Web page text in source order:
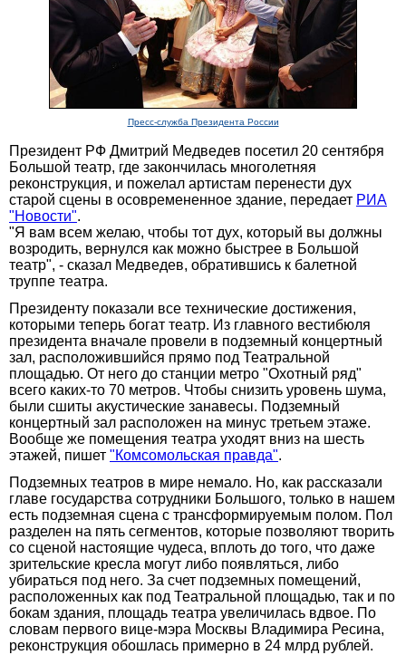
Пресс-служба Президента России
Президент РФ Дмитрий Медведев посетил 20 сентября
Большой театр, где закончилась многолетняя
реконструкция, и пожелал артистам перенести дух
старой сцены в осовремененное здание, передает РИА
"Новости".
"Я вам всем желаю, чтобы тот дух, который вы должны
возродить, вернулся как можно быстрее в Большой
театр", - сказал Медведев, обратившись к балетной
труппе театра.
Президенту показали все технические достижения,
которыми теперь богат театр. Из главного вестибюля
президента вначале провели в подземный концертный
зал, расположившийся прямо под Театральной
площадью. От него до станции метро "Охотный ряд"
всего каких-то 70 метров. Чтобы снизить уровень шума,
были сшиты акустические занавесы. Подземный
концертный зал расположен на минус третьем этаже.
Вообще же помещения театра уходят вниз на шесть
этажей, пишет "Комсомольская правда".
Подземных театров в мире немало. Но, как рассказали
главе государства сотрудники Большого, только в нашем
есть подземная сцена с трансформируемым полом. Пол
разделен на пять сегментов, которые позволяют творить
со сценой настоящие чудеса, вплоть до того, что даже
зрительские кресла могут либо появляться, либо
убираться под него. За счет подземных помещений,
расположенных как под Театральной площадью, так и по
бокам здания, площадь театра увеличилась вдвое. По
словам первого вице-мэра Москвы Владимира Ресина,
реконструкция обошлась примерно в 24 млрд рублей.